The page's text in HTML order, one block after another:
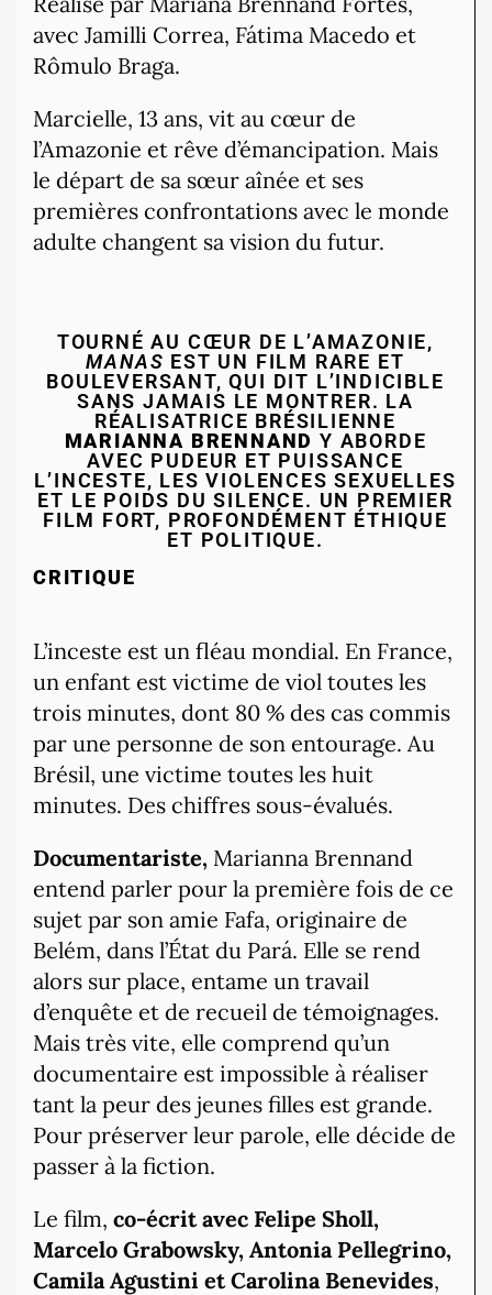
avec Jamilli Correa, Fátima Macedo et
Rômulo Braga.
Marcielle, 13 ans, vit au cœur de
l’Amazonie et rêve d’émancipation. Mais
le départ de sa sœur aînée et ses
premières confrontations avec le monde
adulte changent sa vision du futur.
TOURNÉ AU CŒUR DE L’AMAZONIE,
MANAS EST UN FILM RARE ET
BOULEVERSANT, QUI DIT L’INDICIBLE
SANS JAMAIS LE MONTRER. LA
RÉALISATRICE BRÉSILIENNE
MARIANNA BRENNAND Y ABORDE
AVEC PUDEUR ET PUISSANCE
L’INCESTE, LES VIOLENCES SEXUELLES
ET LE POIDS DU SILENCE. UN PREMIER
FILM FORT, PROFONDÉMENT ÉTHIQUE
ET POLITIQUE.
CRITIQUE
L’inceste est un fléau mondial. En France,
un enfant est victime de viol toutes les
trois minutes, dont 80 % des cas commis
par une personne de son entourage. Au
Brésil, une victime toutes les huit
minutes. Des chiffres sous-évalués.
Documentariste, Marianna Brennand
entend parler pour la première fois de ce
sujet par son amie Fafa, originaire de
Belém, dans l’État du Pará. Elle se rend
alors sur place, entame un travail
d’enquête et de recueil de témoignages.
Mais très vite, elle comprend qu’un
documentaire est impossible à réaliser
tant la peur des jeunes filles est grande.
Pour préserver leur parole, elle décide de
passer à la fiction.
Le film, co-écrit avec Felipe Sholl,
Marcelo Grabowsky, Antonia Pellegrino,
Camila Agustini et Carolina Benevides,